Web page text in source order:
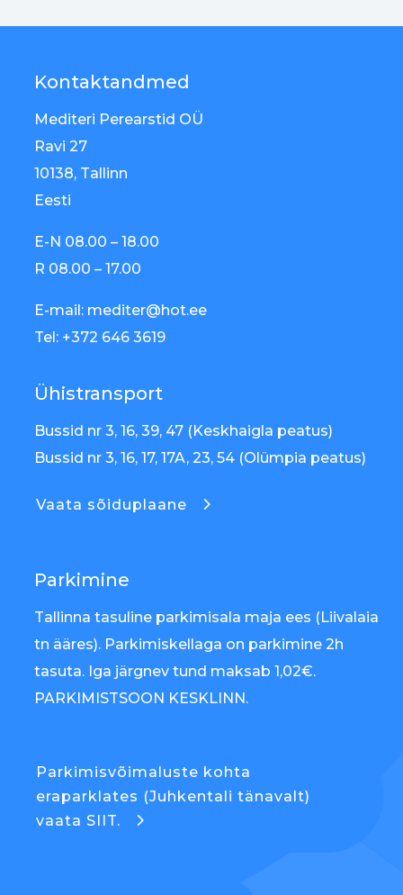
Kontaktandmed
Mediteri Perearstid OÜ
Ravi 27
10138, Tallinn
Eesti
E-N 08.00 – 18.00
R 08.00 – 17.00
E-mail: mediter@hot.ee
Tel: +372 646 3619
Ühistransport
Bussid nr 3, 16, 39, 47 (Keskhaigla peatus)
Bussid nr 3, 16, 17, 17A, 23, 54 (Olümpia peatus)
Vaata sõiduplaane
Parkimine
Tallinna tasuline parkimisala maja ees (Liivalaia
tn ääres). Parkimiskellaga on parkimine 2h
tasuta. Iga järgnev tund maksab 1,02€.
PARKIMISTSOON KESKLINN.
Parkimisvõimaluste kohta
eraparklates (Juhkentali tänavalt)
vaata SIIT.